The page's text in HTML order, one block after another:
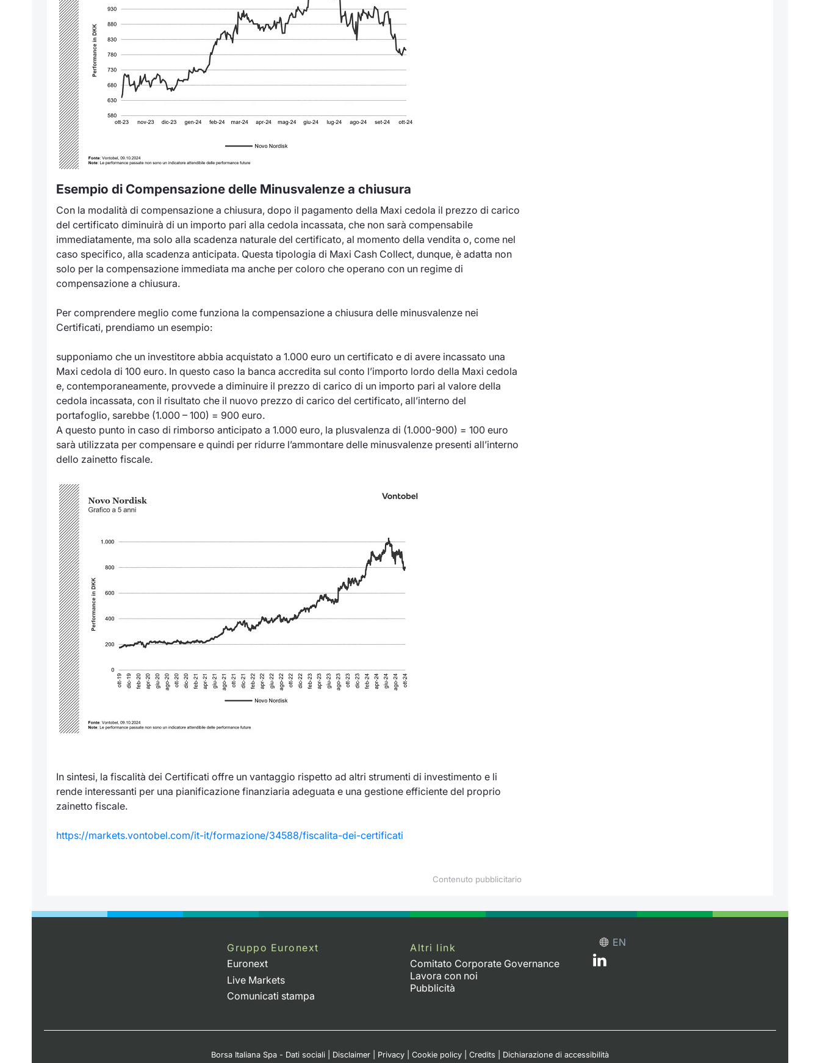
Esempio di Compensazione delle Minusvalenze a chiusura
Con la modalità di compensazione a chiusura, dopo il pagamento della Maxi cedola il prezzo di carico
del certificato diminuirà di un importo pari alla cedola incassata, che non sarà compensabile
immediatamente, ma solo alla scadenza naturale del certificato, al momento della vendita o, come nel
caso specifico, alla scadenza anticipata. Questa tipologia di Maxi Cash Collect, dunque, è adatta non
solo per la compensazione immediata ma anche per coloro che operano con un regime di
compensazione a chiusura.
Per comprendere meglio come funziona la compensazione a chiusura delle minusvalenze nei
Certificati, prendiamo un esempio:
supponiamo che un investitore abbia acquistato a 1.000 euro un certificato e di avere incassato una
Maxi cedola di 100 euro. In questo caso la banca accredita sul conto l’importo lordo della Maxi cedola
e, contemporaneamente, provvede a diminuire il prezzo di carico di un importo pari al valore della
cedola incassata, con il risultato che il nuovo prezzo di carico del certificato, all’interno del
portafoglio, sarebbe (1.000 – 100) = 900 euro.
A questo punto in caso di rimborso anticipato a 1.000 euro, la plusvalenza di (1.000-900) = 100 euro
sarà utilizzata per compensare e quindi per ridurre l’ammontare delle minusvalenze presenti all’interno
dello zainetto fiscale.
In sintesi, la fiscalità dei Certificati offre un vantaggio rispetto ad altri strumenti di investimento e li
rende interessanti per una pianificazione finanziaria adeguata e una gestione efficiente del proprio
zainetto fiscale.
https://markets.vontobel.com/it-it/formazione/34588/fiscalita-dei-certificati
Contenuto pubblicitario
Gruppo Euronext
Euronext
Live Markets
Comunicati stampa
Altri link
Comitato Corporate Governance
Lavora con noi
Pubblicità
EN
Borsa Italiana Spa - Dati sociali Disclaimer Privacy Cookie policy Credits Dichiarazione di accessibilità